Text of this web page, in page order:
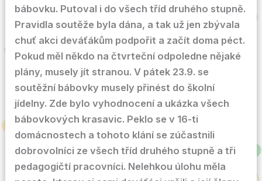
bábovku. Putoval i do všech tříd druhého stupně.
Pravidla soutěže byla dána, a tak už jen zbývala
chuť akci deváťákům podpořit a začít doma péct.
Pokud měl někdo na čtvrteční odpoledne nějaké
plány, musely jít stranou. V pátek 23.9. se
soutěžní bábovky musely přinést do školní
jídelny. Zde bylo vyhodnocení a ukázka všech
bábovkových krasavic. Peklo se v 16-ti
domácnostech a tohoto klání se zúčastnili
dobrovolníci ze všech tříd druhého stupně a tři
pedagogičtí pracovníci. Nelehkou úlohu měla